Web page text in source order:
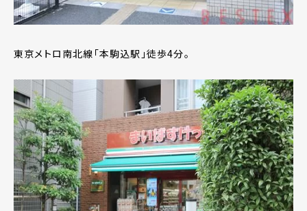
東京メトロ南北線「本駒込駅」徒歩4分。